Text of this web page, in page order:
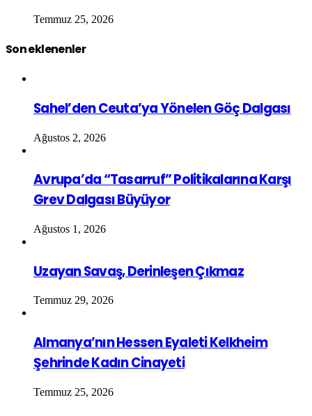
Temmuz 25, 2026
Son eklenenler
Sahel’den Ceuta’ya Yönelen Göç Dalgası
Ağustos 2, 2026
Avrupa’da “Tasarruf” Politikalarına Karşı
Grev Dalgası Büyüyor
Ağustos 1, 2026
Uzayan Savaş, Derinleşen Çıkmaz
Temmuz 29, 2026
Almanya’nın Hessen Eyaleti Kelkheim
Şehrinde Kadın Cinayeti
Temmuz 25, 2026